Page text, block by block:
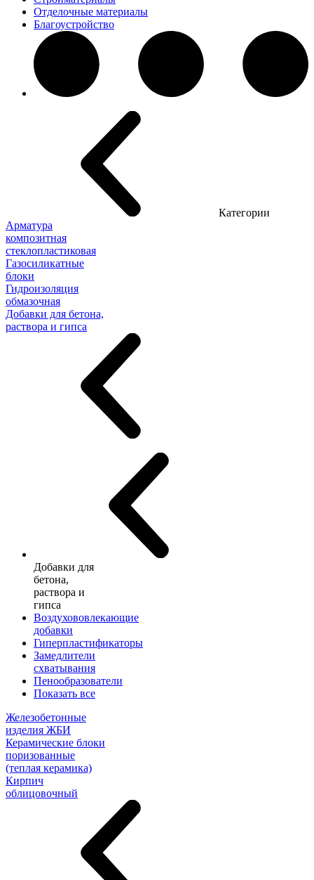
Отделочные материалы
Благоустройство
Категории
Арматура
композитная
стеклопластиковая
Газосиликатные
блоки
Гидроизоляция
обмазочная
Добавки для бетона,
раствора и гипса
Добавки для
бетона,
раствора и
гипса
Воздухововлекающие
добавки
Гиперпластификаторы
Замедлители
схватывания
Пенообразователи
Показать все
Железобетонные
изделия ЖБИ
Керамические блоки
поризованные
(теплая керамика)
Кирпич
облицовочный